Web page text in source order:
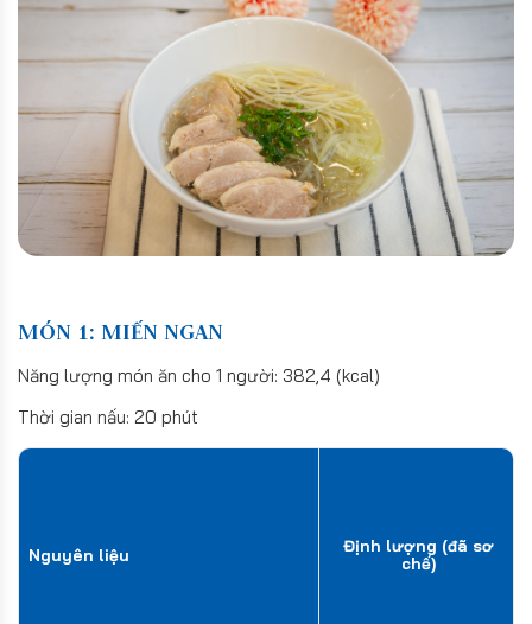
MÓN 1: MIẾN NGAN
Năng lượng món ăn cho 1 người: 382,4 (kcal)
Thời gian nấu: 20 phút
Nguyên liệu
Định lượng (đã sơ
chế)